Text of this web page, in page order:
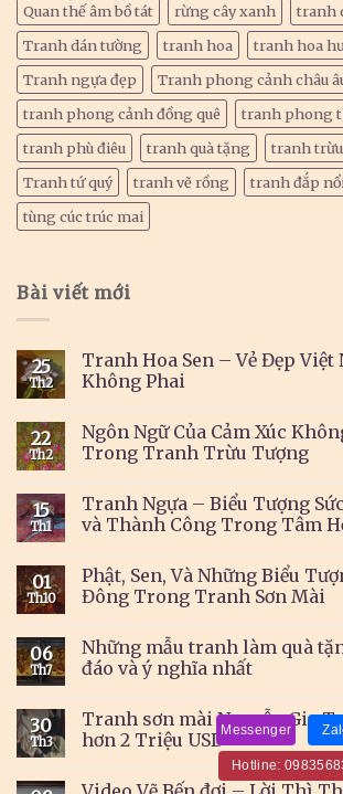
Quan thế âm bồ tát
rừng cây xanh
tranh
Tranh dán tường
tranh hoa
tranh hoa
Tranh ngựa đẹp
Tranh phong cảnh châu
tranh phong cảnh đồng quê
tranh phong
tranh phù điêu
tranh quà tặng
tranh
Tranh tứ quý
tranh vẽ rồng tranh đắp nổi
tùng cúc trúc mai
Bài viết mới
25
Th2
Tranh Hoa Sen – Vẻ Đẹp Việt
Không Phai
22
Th2
Ngôn Ngữ Của Cảm Xúc
Trong Tranh Trừu Tượng
15
Th1
Tranh Ngựa – Biểu Tượng
và Thành Công Trong Tâm
01
Th10
Phật, Sen, Và Những Biểu
Đông Trong Tranh Sơn Mài
06
Th7
Những mẫu tranh làm quà
đáo và ý nghĩa nhất
30
Th3
Tranh sơn mài Nguyễn Gia
hơn 2 Triệu USDMessenger
Hotline: